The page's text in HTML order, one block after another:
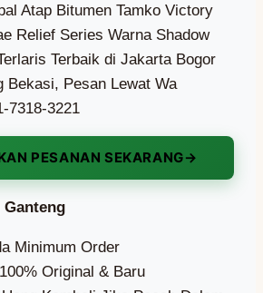
Atap Bitumen Tamko Victory
Relief Series Warna Shadow
Terbaik di Jakarta Bogor
Bekasi, Pesan Lewat Wa
7318-3221
PESANAN SEKARANG
Ganteng
Minimum Order
Original & Baru